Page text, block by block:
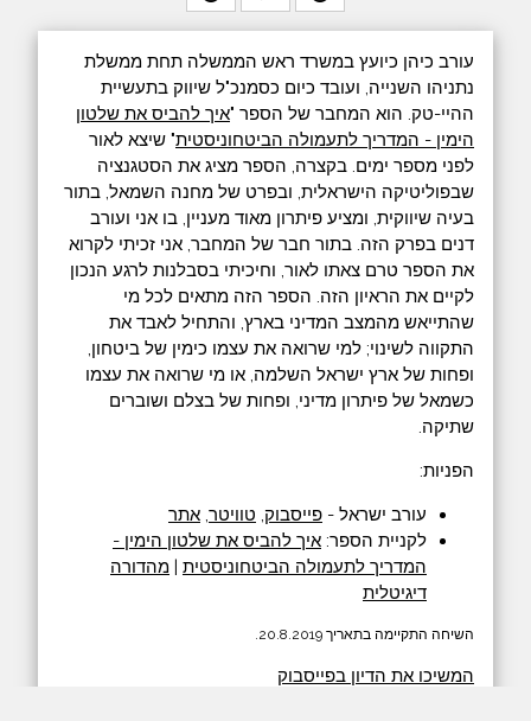
עורב כיהן כיועץ במשרד ראש הממשלה תחת ממשלת
נתניהו השנייה, ועובד כיום כסמנכ"ל שיווק בתעשיית
ההיי-טק. הוא המחבר של הספר "איך להביס את שלטון
הימין - המדריך לתעמולה הביטחוניסטית" שיצא לאור
לפני מספר ימים. בקצרה, הספר מציג את הסטגנציה
שבפוליטיקה הישראלית, ובפרט של מחנה השמאל, בתור
בעיה שיווקית, ומציע פיתרון מאוד מעניין, בו אני ועורב
דנים בפרק הזה. בתור חבר של המחבר, אני זכיתי לקרוא
את הספר טרם צאתו לאור, וחיכיתי בסבלנות לרגע הנכון
לקיים את הראיון הזה. הספר הזה מתאים לכל מי
שהתייאש מהמצב המדיני בארץ, והתחיל לאבד את
התקווה לשינוי; למי שרואה את עצמו כימין של ביטחון,
ופחות של ארץ ישראל השלמה, או מי שרואה את עצמו
כשמאל של פיתרון מדיני, ופחות של בצלם ושוברים
שתיקה.
הפניות:
עורב ישראל - פייסבוק, טוויטר, אתר
לקניית הספר: איך להביס את שלטון הימין -
המדריך לתעמולה הביטחוניסטית | מהדורה
דיגיטלית
השיחה התקיימה בתאריך 20.8.2019.
המשיכו את הדיון בפייסבוק